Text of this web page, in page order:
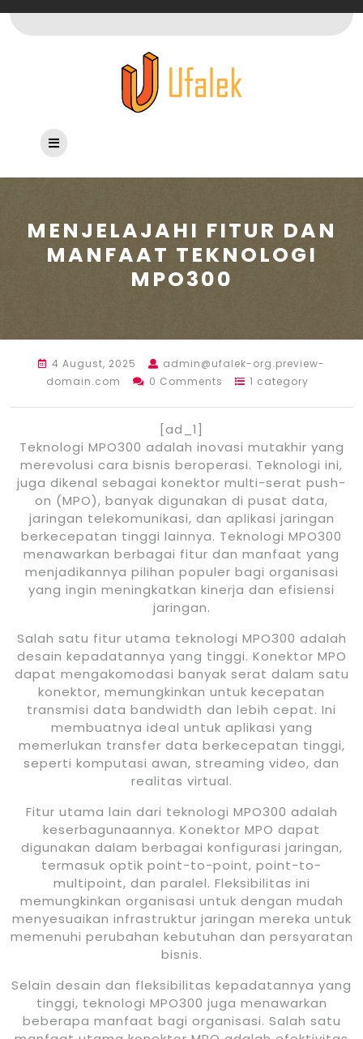
to
Open
Button
MENJELAJAHI FITUR DAN
MANFAAT TEKNOLOGI
MPO300
4 August, 2025
admin@ufalek-org.preview-
domain.com
0 Comments 1 category
[ad_1]
Teknologi MPO300 adalah inovasi mutakhir yang
merevolusi cara bisnis beroperasi. Teknologi ini,
juga dikenal sebagai konektor multi-serat push-
on (MPO), banyak digunakan di pusat data,
jaringan telekomunikasi, dan aplikasi jaringan
berkecepatan tinggi lainnya. Teknologi MPO300
menawarkan berbagai fitur dan manfaat yang
menjadikannya pilihan populer bagi organisasi
yang ingin meningkatkan kinerja dan efisiensi
jaringan.
Salah satu fitur utama teknologi MPO300 adalah
desain kepadatannya yang tinggi. Konektor MPO
dapat mengakomodasi banyak serat dalam satu
konektor, memungkinkan untuk kecepatan
transmisi data bandwidth dan lebih cepat. Ini
membuatnya ideal untuk aplikasi yang
memerlukan transfer data berkecepatan tinggi,
seperti komputasi awan, streaming video, dan
realitas virtual.
Fitur utama lain dari teknologi MPO300 adalah
keserbagunaannya. Konektor MPO dapat
digunakan dalam berbagai konfigurasi jaringan,
termasuk optik point-to-point, point-to-
multipoint, dan paralel. Fleksibilitas ini
memungkinkan organisasi untuk dengan mudah
menyesuaikan infrastruktur jaringan mereka untuk
memenuhi perubahan kebutuhan dan persyaratan
bisnis.
Selain desain dan fleksibilitas kepadatannya yang
tinggi, teknologi MPO300 juga menawarkan
beberapa manfaat bagi organisasi. Salah satu